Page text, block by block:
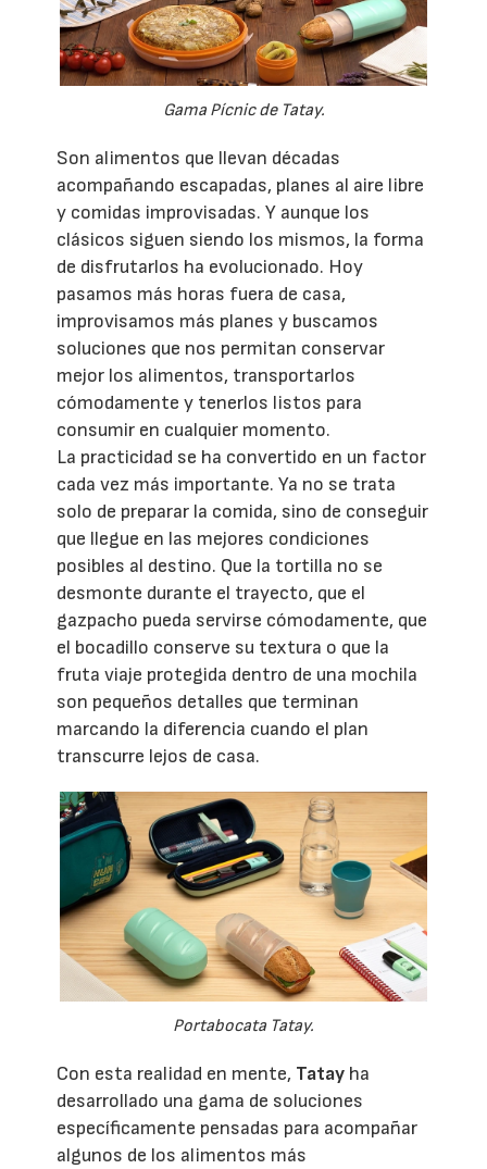
Gama Pícnic de Tatay.
Son alimentos que llevan décadas
acompañando escapadas, planes al aire libre
y comidas improvisadas. Y aunque los
clásicos siguen siendo los mismos, la forma
de disfrutarlos ha evolucionado. Hoy
pasamos más horas fuera de casa,
improvisamos más planes y buscamos
soluciones que nos permitan conservar
mejor los alimentos, transportarlos
cómodamente y tenerlos listos para
consumir en cualquier momento.
La practicidad se ha convertido en un factor
cada vez más importante. Ya no se trata
solo de preparar la comida, sino de conseguir
que llegue en las mejores condiciones
posibles al destino. Que la tortilla no se
desmonte durante el trayecto, que el
gazpacho pueda servirse cómodamente, que
el bocadillo conserve su textura o que la
fruta viaje protegida dentro de una mochila
son pequeños detalles que terminan
marcando la diferencia cuando el plan
transcurre lejos de casa.
Portabocata Tatay.
Con esta realidad en mente, Tatay ha
desarrollado una gama de soluciones
específicamente pensadas para acompañar
algunos de los alimentos más